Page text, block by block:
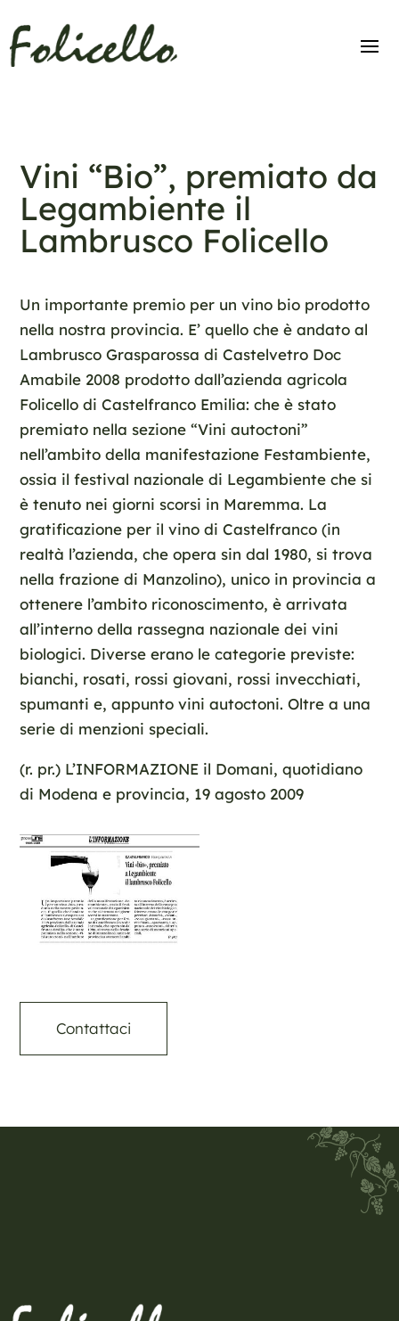
Vini “Bio”, premiato da
Legambiente il
Lambrusco Folicello
Un importante premio per un vino bio prodotto
nella nostra provincia. E’ quello che è andato al
Lambrusco Grasparossa di Castelvetro Doc
Amabile 2008 prodotto dall’azienda agricola
Folicello di Castelfranco Emilia: che è stato
premiato nella sezione “Vini autoctoni”
nell’ambito della manifestazione Festambiente,
ossia il festival nazionale di Legambiente che si
è tenuto nei giorni scorsi in Maremma. La
gratificazione per il vino di Castelfranco (in
realtà l’azienda, che opera sin dal 1980, si trova
nella frazione di Manzolino), unico in provincia a
ottenere l’ambito riconoscimento, è arrivata
all’interno della rassegna nazionale dei vini
biologici. Diverse erano le categorie previste:
bianchi, rosati, rossi giovani, rossi invecchiati,
spumanti e, appunto vini autoctoni. Oltre a una
serie di menzioni speciali.
(r. pr.) L’INFORMAZIONE il Domani, quotidiano
di Modena e provincia, 19 agosto 2009
Contattaci